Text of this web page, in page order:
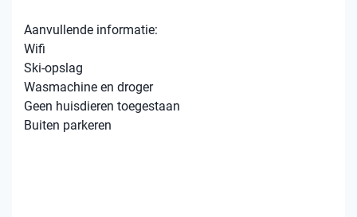
Aanvullende informatie:
Wifi
Ski-opslag
Wasmachine en droger
Geen huisdieren toegestaan
Buiten parkeren